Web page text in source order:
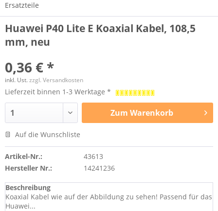
Ersatzteile
Huawei P40 Lite E Koaxial Kabel, 108,5
mm, neu
0,36 € *
inkl. Ust.zzgl. Versandkosten
Lieferzeit binnen 1-3 Werktage *
Zum Warenkorb
Auf die Wunschliste
Artikel-Nr.:
43613
Hersteller Nr.:
14241236
Beschreibung
Koaxial Kabel wie auf der Abbildung zu sehen! Passend für das
Huawei...